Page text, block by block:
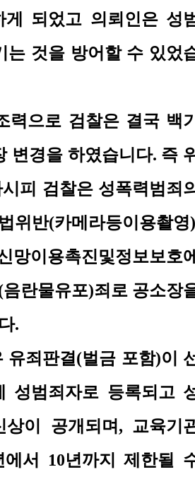
게 되었고 의뢰인은 성
는 것을 방어할 수 있었
력으로 검찰은 결국 백
변경을 하였습니다. 즉
피 검찰은 성폭력범죄
위반(카메라등이용촬영)
이용촉진및정보보호
란물유포)죄 로 공소장
.
유죄판결(벌금 포함)이
성범죄자로 등록되고
상이 공개되며, 교육기
에서
10년까지 제한될